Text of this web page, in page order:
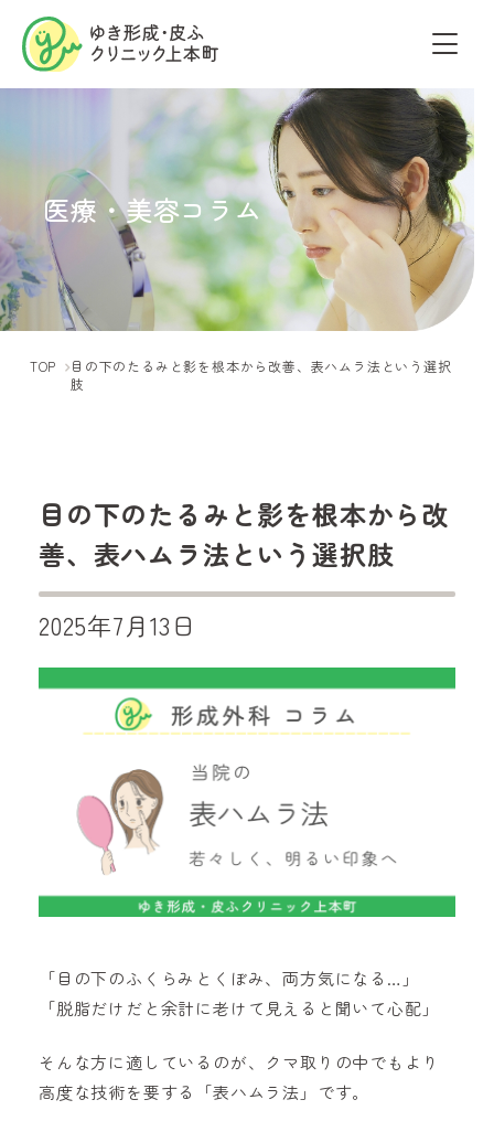
医療・美容コラム
TOP
目の下のたるみと影を根本から改善、表ハムラ法という選択
肢
目の下のたるみと影を根本から改
善、表ハムラ法という選択肢
2025年7月13日
「目の下のふくらみとくぼみ、両方気になる…」
「脱脂だけだと余計に老けて見えると聞いて心配」
そんな方に適しているのが、クマ取りの中でもより
高度な技術を要する「表ハムラ法」です。